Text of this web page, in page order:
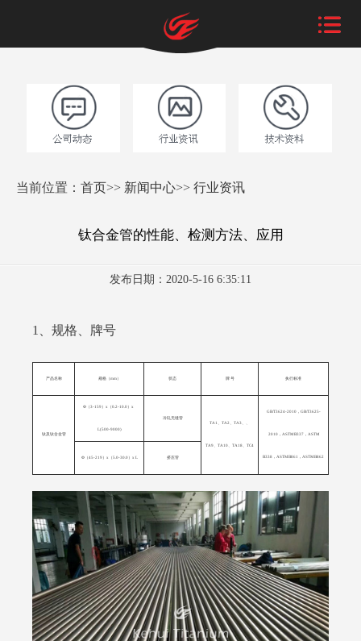
当前位置： 首页>> 新闻中心>> 行业资讯
钛合金管的性能、检测方法、应用
发布日期：2020-5-16 6:35:11
1、规格、牌号
产品名称 规格（mm） 状态 牌 号 执行标准
钛及钛合金管
Ф（3-159）x（0.2-10.0）x
L(500-9000)
冷轧无缝管
TA1、TA2、TA3、、
TA9、TA10、TA18、TC4
GB/T3624-2010，GB/T3625-
2010，ASTM B337，ASTM
B338，ASTM B861，ASTM B862
Ф（45-219）x（5.0-30.0）x L 挤压管